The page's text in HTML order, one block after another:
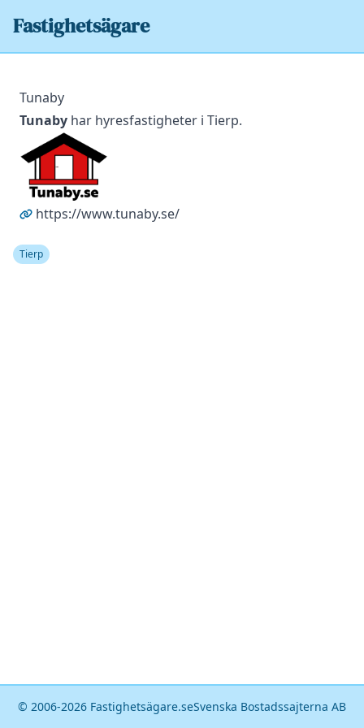
Fastighetsägare
Tunaby
Tunaby har hyresfastigheter i Tierp.
https://www.tunaby.se/
Tierp
© 2006-2026 Fastighetsägare.seSvenska Bostadssajterna AB